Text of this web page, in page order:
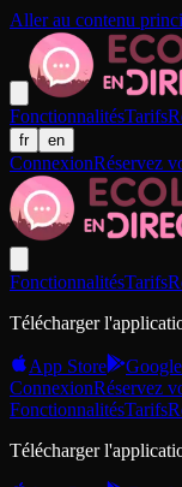
Aller au contenu
FonctionnalitésTarifs
fr en
ConnexionRéservez
FonctionnalitésTarifs
Télécharger
App Store
ConnexionRéservez
FonctionnalitésTarifs
Télécharger